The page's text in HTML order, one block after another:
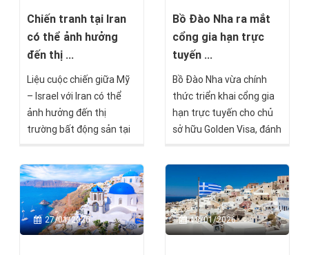
Chiến tranh tại Iran
có thể ảnh hưởng
đến thị ...
Liệu cuộc chiến giữa Mỹ
– Israel với Iran có thể
ảnh hưởng đến thị
trường bất động sản tại
thì theo cách nào?
Bồ Đào Nha ra mắt
cổng gia hạn trực
tuyến ...
Bồ Đào Nha vừa chính
thức triển khai cổng gia
hạn trực tuyến cho chủ
sở hữu Golden Visa, đánh
trọng trong quá trình cải
cách hành chính và hiện
đại hóa các thủ tục di trú.
27/01/2026 19/01/2026